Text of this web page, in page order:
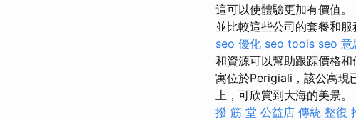
這可以使體驗更加有價值
並比較這些公司的套餐和
seo 優化 seo tools seo 意
和資源可以幫助跟踪價格和
寓位於Perigiali，該公寓現
上，可欣賞到大海的美景。
撥 筋 堂 公益店 傳統 整復